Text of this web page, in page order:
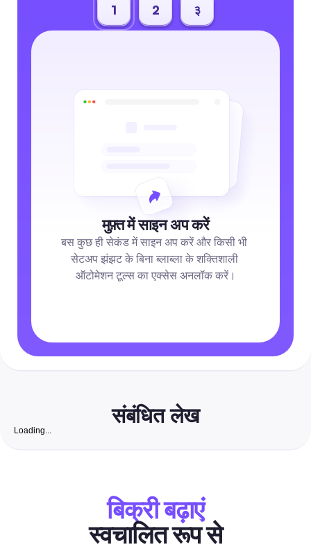
1 2 ३
मुफ़्त में साइन अप करें
बस कुछ ही सेकंड में साइन अप करें और किसी भी
सेटअप झंझट के बिना ब्लाब्ला के शक्तिशाली
ऑटोमेशन टूल्स का एक्सेस अनलॉक करें।
संबंधित लेख
संक्षेपण के साथ जांचे गए मुफ्त वॉलपेपर साइट्स की खोज करें, एक शीघ्र सत्यापन
सोशल-साइज प्रीसेट्स, नामकरण टेम्पलेट्स और ऑटोमेशन-सुरक्षित वर्कफ़्लोज़
सीधे अपने पोस्टिंग, डीएम और विज्ञापन टूलचेन में लगा सकते हैं।
Loading...
बिक्री बढ़ाएं
स्वचालित रूप से